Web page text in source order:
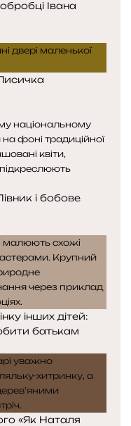
Івана
і бобове
інших дітей:
батькам
«Як Наталя